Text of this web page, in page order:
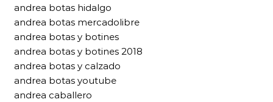
andrea botas hidalgo
andrea botas mercadolibre
andrea botas y botines
andrea botas y botines 2018
andrea botas y calzado
andrea botas youtube
andrea caballero